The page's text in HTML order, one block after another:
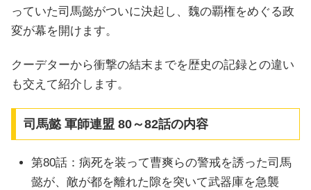
っていた司馬懿がついに決起し、魏の覇権をめぐる政
変が幕を開けます。
クーデターから衝撃の結末までを歴史の記録との違い
も交えて紹介します。
司馬懿 軍師連盟 80～82話の内容
第80話：病死を装って曹爽らの警戒を誘った司馬
懿が、敵が都を離れた隙を突いて武器庫を急襲